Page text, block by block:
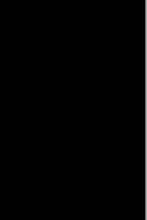
revitalizar sagas